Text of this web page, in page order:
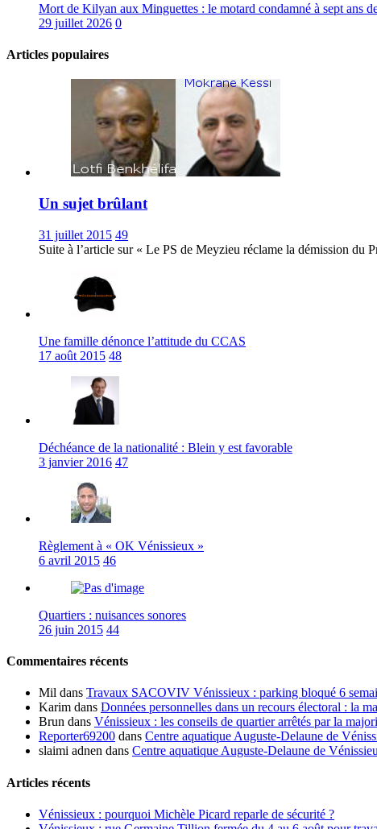
Mort de Kilyan aux Minguettes : le motard condamné à sept ans
29 juillet 2026 0
Articles populaires
Un sujet brûlant
31 juillet 2015 49
Suite à l’article sur « Le PS de Meyzieu réclame la démission du
Une famille dénonce l’attitude du CCAS
17 août 2015 48
Déchéance de la nationalité : Blein y est favorable
3 janvier 2016 47
Règlement à « OK Vénissieux »
6 avril 2015 46
Quartiers : nuisances sonores
26 juin 2015 44
Commentaires récents
Mil dans Travaux SACOVIV Vénissieux : parking bloqué 6
Karim dans Données personnelles dans un recours électoral : la
Brun dans Vénissieux : les conseils de quartier arrêtés par la
Reporter69200 dans Centre aquatique Auguste-Delaune de
slaimi adnen dans Centre aquatique Auguste-Delaune de
Articles récents
Vénissieux : pourquoi Michèle Picard reparle de sécurité ?